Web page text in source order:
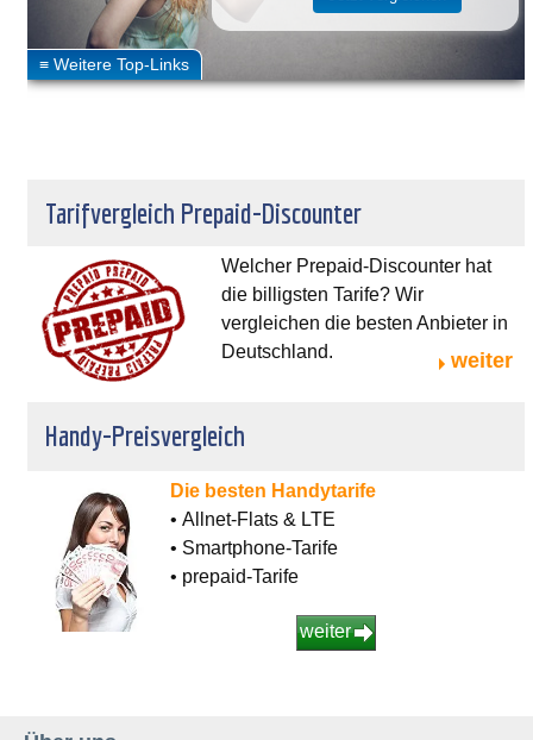
Tarifvergleich Prepaid-Discounter
Welcher Prepaid-Discounter hat
die billigsten Tarife? Wir
vergleichen die besten Anbieter in
Deutschland.
weiter
Handy-Preisvergleich
Die besten Handytarife
• Allnet-Flats & LTE
• Smartphone-Tarife
• prepaid-Tarife
weiter